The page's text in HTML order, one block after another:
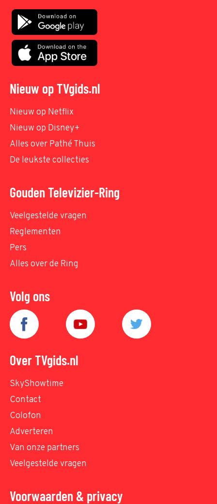
Nieuw op TVgids.nl
Nieuw op Netflix
Nieuw op Disney+
Alles over Pathé Thuis
De leukste collecties
Gouden Televizier-Ring
Veelgestelde vragen
Reglementen
Pers
Alles over de Ring
Volg ons
Over TVgids.nl
SkyShowtime
Contact
Colofon
Adverteren
Van onze partners
Veelgestelde vragen
Voorwaarden & privacy